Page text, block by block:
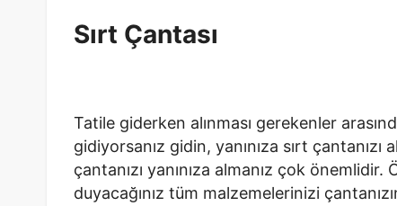
Sırt Çantası
Tatile giderken alınması gerekenler
gidiyorsanız gidin, yanınıza sırt
çantanızı yanınıza almanız çok
duyacağınız tüm malzemelerinizi